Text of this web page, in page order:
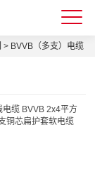
> BVVB（多支）电缆